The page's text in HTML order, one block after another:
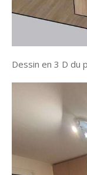
Dessin en 3 D du